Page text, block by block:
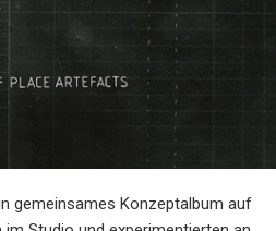
gemeinsames Konzeptalbum auf